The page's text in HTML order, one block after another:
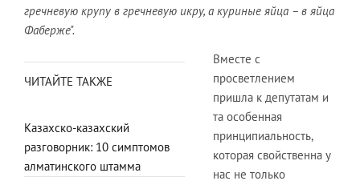
гречневую крупу в гречневую икру, а куриные яйца – в яйца
Фаберже".
ЧИТАЙТЕ ТАКЖЕ
Казахско-казахский
разговорник: 10 симптомов
алматинского штамма
Вместе с
просветлением
пришла к депутатам и
та особенная
принципиальность,
которая свойственна у
нас не только